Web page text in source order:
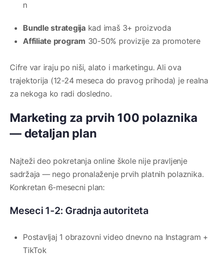
n
Bundle strategijakad imaš 3+ proizvoda
Affiliate program 30-50% provizije za promotere
Cifre var iraju po niši, alato i marketingu. Ali ova
trajektorija (12-24 meseca do pravog prihoda) je realna
za nekoga ko radi dosledno.
Marketing za prvih 100 polaznika
— detaljan plan
Najteži deo pokretanja online škole nije pravljenje
sadržaja — nego pronalaženje prvih platnih polaznika.
Konkretan 6-mesecni plan:
Meseci 1-2: Gradnja autoriteta
Postavljaj 1 obrazovni video dnevno na Instagram +
TikTok